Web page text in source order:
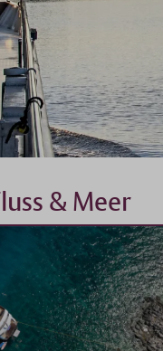
& Meer